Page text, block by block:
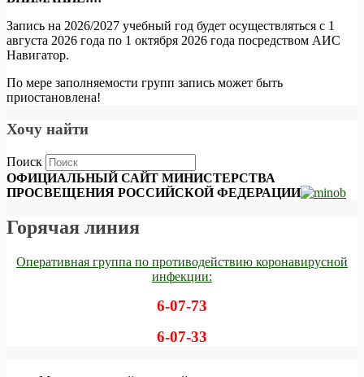
Запись на 2026/2027 учебный год будет осуществляться с 1
августа 2026 года по 1 октября 2026 года посредством АИС
Навигатор.
По мере заполняемости групп запись может быть
приостановлена!
Хочу найти
Поиск
ОФИЦИАЛЬНЫЙ САЙТ МИНИСТЕРСТВА
ПРОСВЕЩЕНИЯ РОССИЙСКОЙ ФЕДЕРАЦИИ
Горячая линия
Оперативная группа по противодействию коронавирусной
инфекции:
6-07-73
6-07-33